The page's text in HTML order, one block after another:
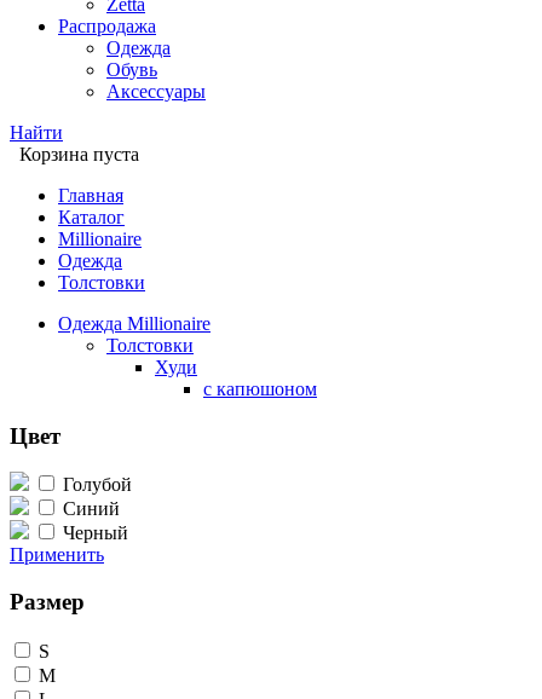
Zetta
Распродажа
Одежда
Обувь
Аксессуары
Найти
Корзина пуста
Главная
Каталог
Millionaire
Одежда
Толстовки
Одежда Millionaire
Толстовки
Худи
с капюшоном
Цвет
Голубой
Синий
Черный
Применить
Размер
S
M